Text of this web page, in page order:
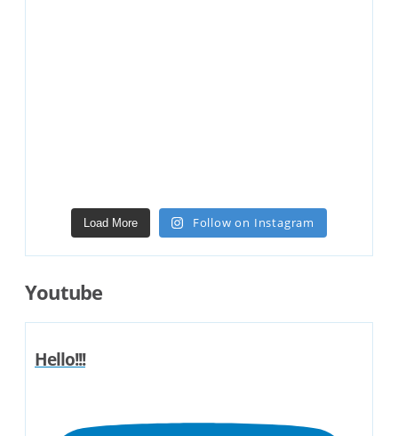
Load More Follow on Instagram
Youtube
Hello!!!